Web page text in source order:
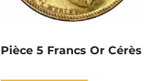
Pièce 5 Francs Or Cérès